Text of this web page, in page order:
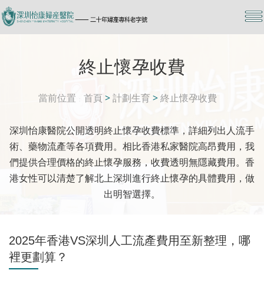
終止懷孕收費
當前位置 首頁 >計劃生育>終止懷孕收費
深圳怡康醫院公開透明終止懷孕收費標準，詳細列出人流手
術、藥物流產等各項費用。相比香港私家醫院高昂費用，我
們提供合理價格的終止懷孕服務，收費透明無隱藏費用。香
港女性可以清楚了解北上深圳進行終止懷孕的具體費用，做
出明智選擇。
2025年香港VS深圳人工流產費用至新整理，哪
裡更劃算？